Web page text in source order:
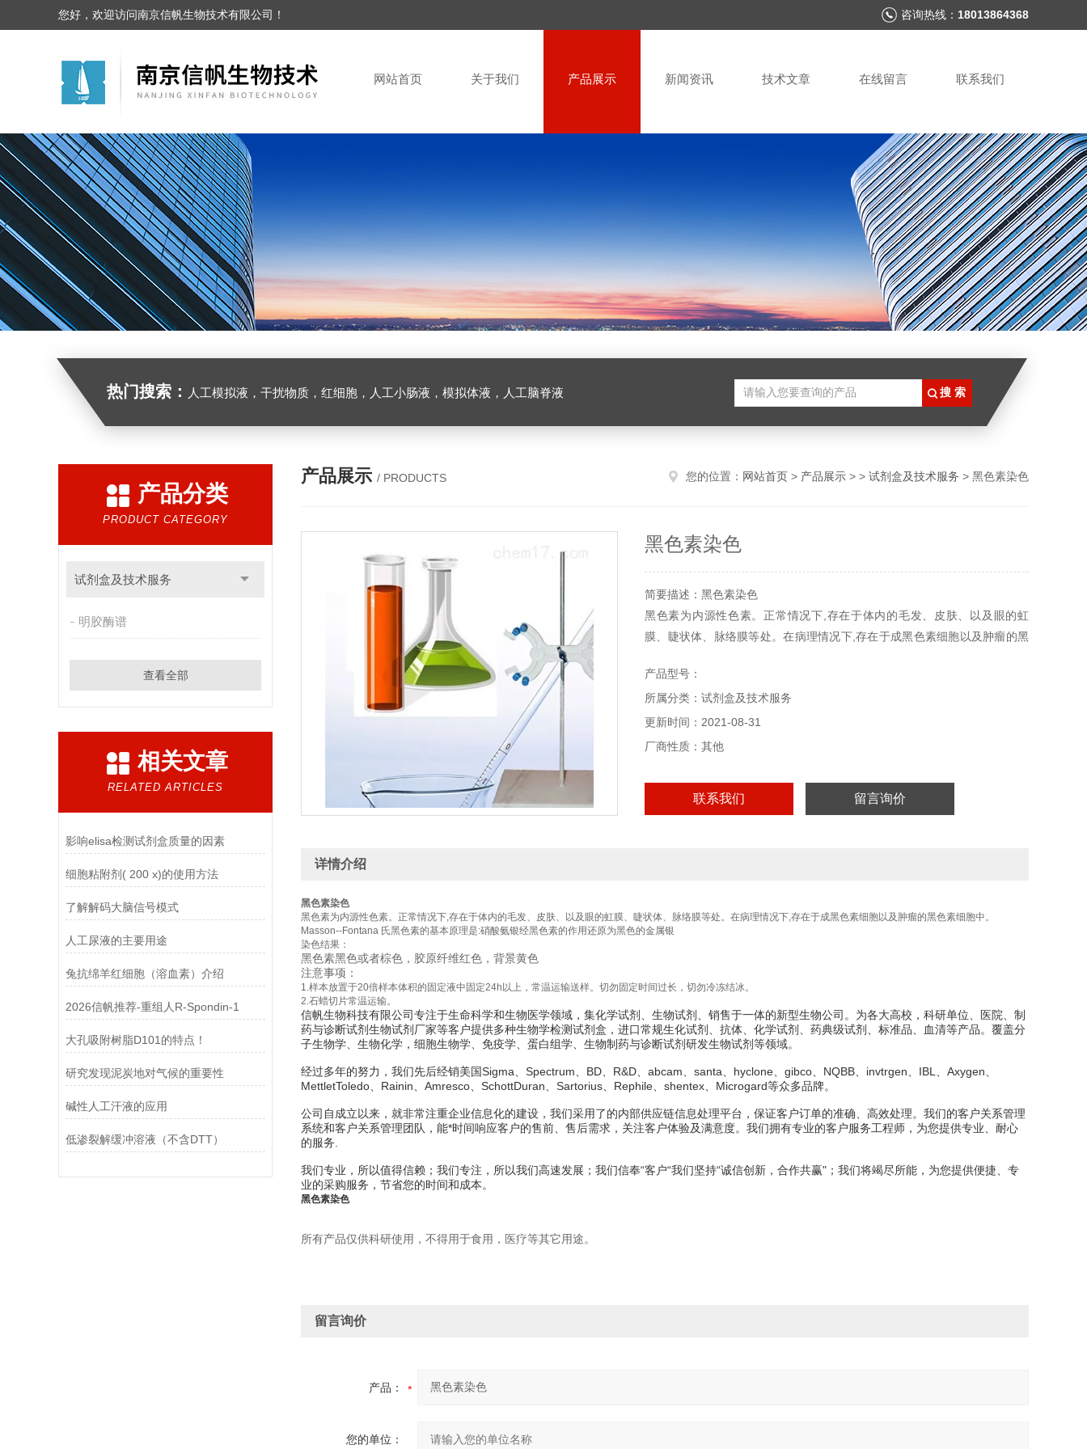
您好，欢迎访问南京信帆生物技术有限公司！ 咨询热线： 18013864368
网站首页 关于我们 产品展示 新闻资讯 技术文章 在线留言 联系我们
热门搜索： 人工模拟液，干扰物质，红细胞，人工小肠液，模拟体液，人工脑脊液
产品分类
PRODUCT CATEGORY
试剂盒及技术服务
明胶酶谱
查看全部
相关文章
RELATED ARTICLES
影响elisa检测试剂盒质量的因素
细胞粘附剂( 200 x)的使用方法
了解解码大脑信号模式
人工尿液的主要用途
兔抗绵羊红细胞（溶血素）介绍
2026信帆推荐-重组人R-Spondin-1
大孔吸附树脂D101的特点！
研究发现泥炭地对气候的重要性
碱性人工汗液的应用
低渗裂解缓冲溶液（不含DTT）
产品展示 / PRODUCTS 您的位置： 网站首页 > 产品展示 > > 试剂盒及技术服务 > 黑色素染色
黑色素染色
简要描述：黑色素染色
黑色素为内源性色素。正常情况下,存在于体内的毛发、皮肤、以及眼的虹
膜、睫状体、脉络膜等处。在病理情况下,存在于成黑色素细胞以及肿瘤的黑
作用还原为黑色的金属银所有产品仅供科研使用，不得用于食用，医疗等其
它用途。
产品型号：
所属分类：试剂盒及技术服务
更新时间：2021-08-31
厂商性质：其他
联系我们 留言询价
详情介绍
黑色素染色
黑色素为内源性色素。正常情况下,存在于体内的毛发、皮肤、以及眼的虹膜、睫状体、脉络膜等处。在病理情况下,存在于成黑色素细胞以及肿瘤的黑色素细胞中。
Masson--Fontana 氏黑色素的基本原理是:硝酸氨银经黑色素的作用还原为黑色的金属银
染色结果：
黑色素黑色或者棕色，胶原纤维红色，背景黄色
注意事项：
1.样本放置于20倍样本体积的固定液中固定24h以上，常温运输送样。切勿固定时间过长，切勿冷冻结冰。
2.石蜡切片常温运输。
信帆生物科技有限公司专注于生命科学和生物医学领域，集化学试剂、生物试剂、销售于一体的新型生物公司。为各大高校，科研单位、医院、制
药与诊断试剂生物试剂厂家等客户提供多种生物学检测试剂盒，进口常规生化试剂、抗体、化学试剂、药典级试剂、标准品、血清等产品。覆盖分
子生物学、生物化学，细胞生物学、免疫学、蛋白组学、生物制药与诊断试剂研发生物试剂等领域。
经过多年的努力，我们先后经销美国Sigma、Spectrum、BD、R&D、abcam、santa、hyclone、gibco、NQBB、invtrgen、IBL、Axygen、
MettletToledo、Rainin、Amresco、SchottDuran、Sartorius、Rephile、shentex、Microgard等众多品牌。
公司自成立以来，就非常注重企业信息化的建设，我们采用了的内部供应链信息处理平台，保证客户订单的准确、高效处理。我们的客户关系管理
系统和客户关系管理团队，能*时间响应客户的售前、售后需求，关注客户体验及满意度。我们拥有专业的客户服务工程师，为您提供专业、耐心
的服务.
我们专业，所以值得信赖；我们专注，所以我们高速发展；我们信奉“客户“我们坚持“诚信创新，合作共赢"；我们将竭尽所能，为您提供便捷、专
业的采购服务，节省您的时间和成本。
黑色素染色
所有产品仅供科研使用，不得用于食用，医疗等其它用途。
留言询价
产品：
您的单位：